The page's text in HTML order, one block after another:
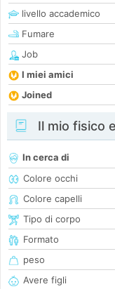
livello accademico
Fumare
Job
I miei amici
Joined
Il mio fisico
In cerca di
Colore occhi
Colore capelli
Tipo di corpo
Formato
peso
Avere figli